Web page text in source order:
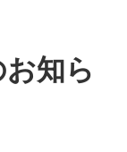
お知ら